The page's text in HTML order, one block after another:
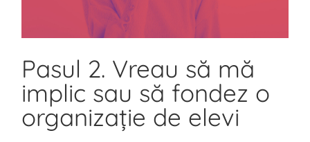
Pasul 2. Vreau să mă
implic sau să fondez o
organizație de elevi